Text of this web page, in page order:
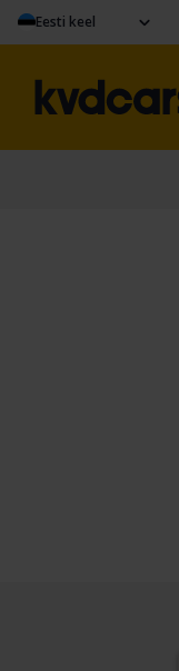
Eesti keel